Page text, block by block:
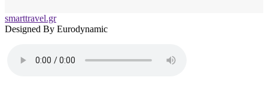
smarttravel.gr
Designed By Eurodynamic